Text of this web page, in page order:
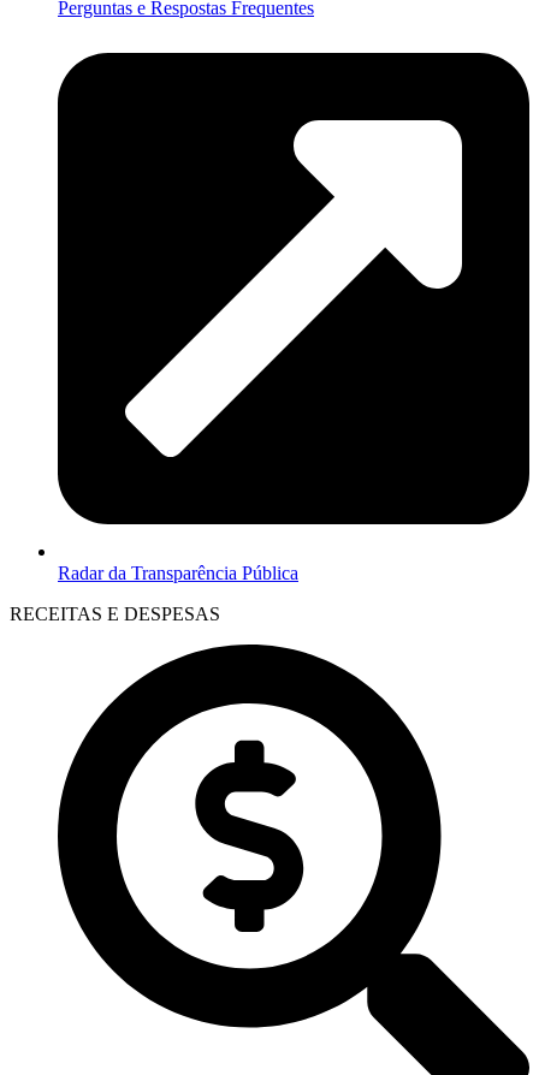
Perguntas e Respostas Frequentes
Radar da Transparência Pública
RECEITAS E DESPESAS